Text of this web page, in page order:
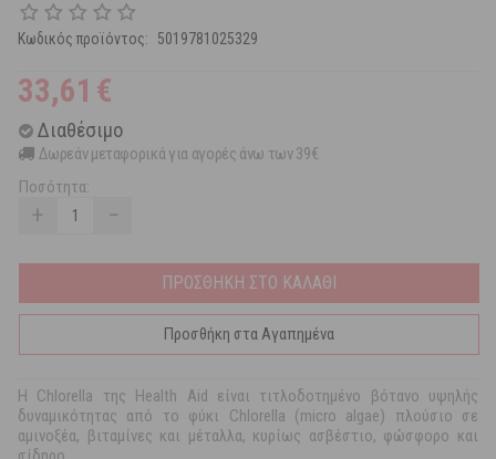
Κωδικός προϊόντος: 5019781025329
33,61 €
Διαθέσιμο
Δωρεάν μεταφορικά για αγορές άνω των 39€
Ποσότητα:
+ −
ΠΡΟΣΘΗΚΗ ΣΤΟ ΚΑΛΑΘΙ
Προσθήκη στα Αγαπημένα
Η Chlorella της Health Aid είναι τιτλοδοτημένο βότανο υψηλής
δυναμικότητας από το φύκι Chlorella (micro algae) πλούσιο σε
αμινοξέα, βιταμίνες και μέταλλα, κυρίως ασβέστιο, φώσφορο και